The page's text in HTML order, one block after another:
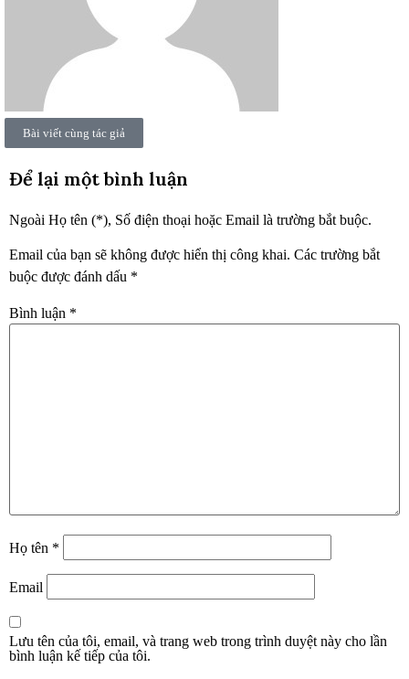
Bài viết cùng tác giả
Để lại một bình luận
Ngoài Họ tên (*), Số điện thoại hoặc Email là trường bắt buộc.
Email của bạn sẽ không được hiển thị công khai. Các trường bắt
buộc được đánh dấu *
Bình luận *
Họ tên *
Email
Lưu tên của tôi, email, và trang web trong trình duyệt này cho lần
bình luận kế tiếp của tôi.